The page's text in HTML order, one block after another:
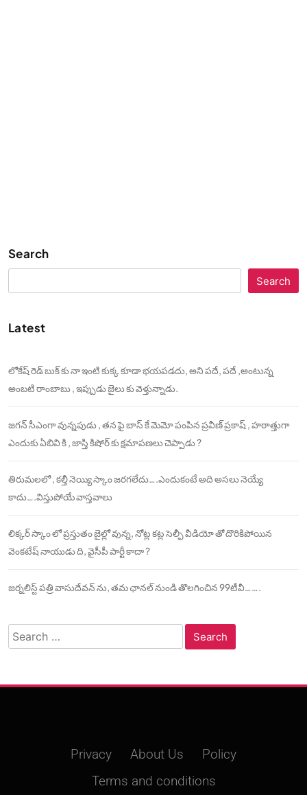
Search
Search
Latest
లోకేష్ రెడ్ బుక్ కు నా ఇంటి కుక్క కూడా భయపడదు, అని పదే, పదే ,అంటున్న
అంబటి రాంబాబు , ఇప్పుడు జైలు కు వెళ్తున్నాడు.
జగన్ సీఎంగా వున్నపుడు , తన పై బాస్ కే మెమో పంపిన ప్రవీణ్ ప్రకాష్ , హఠాత్తుగా
ఎందుకు ఏబివి కి , జాస్తి కిషోర్ కు క్షమాపణలు చెప్పాడు ?
తిరుమలలో , కల్తీ నెయ్యి స్కాం జరగలేదు….ఎందుకంటే అది అసలు నెయ్యే
కాదు….విస్తుపోయే వాస్తవాలు
లిక్కర్ స్కాం లో ప్రస్తుతం జైల్లో వున్న, నోట్ల కట్ల సెల్ఫీ వీడియో తో దొరికిపోయిన
వెంకటేష్ నాయుడు ది, వైసీపీ పార్టీ కాదా ?
జర్నలిస్ట్ పత్రి వాసుదేవన్ ను, తమ ఛానల్ నుండి తొలగించిన 99టీవీ…….
Search
for:
Privacy About Us
Policy
Terms and conditions